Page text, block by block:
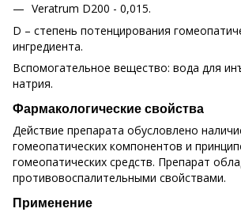
Veratrum D200 - 0,015.
D – степень потенцирования
ингредиента.
Вспомогательное вещество: вода для
натрия.
Фармакологические свойства
Действие препарата обусловлено
гомеопатических компонентов и
гомеопатических средств. Препарат
противовоспалительными свойствами.
Применение